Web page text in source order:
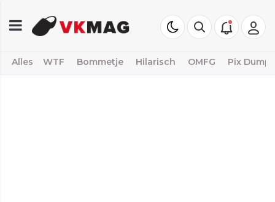
Alles WTF Bommetje Hilarisch OMFG Pix Dump